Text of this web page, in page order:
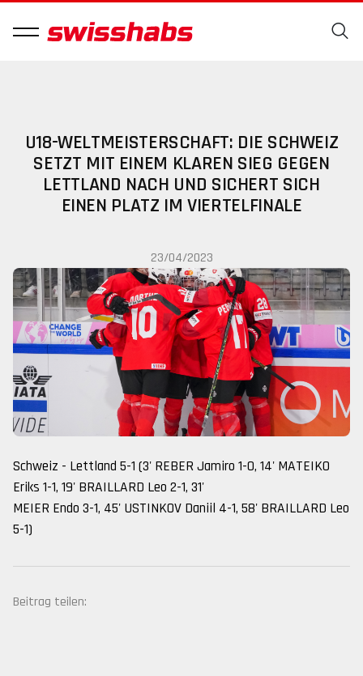
U18-WELTMEISTERSCHAFT: DIE SCHWEIZ
SETZT MIT EINEM KLAREN SIEG GEGEN
LETTLAND NACH UND SICHERT SICH
EINEN PLATZ IM VIERTELFINALE
23/04/2023
Schweiz - Lettland 5-1 (3' REBER Jamiro 1-0, 14' MATEIKO
Eriks 1-1, 19' BRAILLARD Leo 2-1, 31'
MEIER Endo 3-1, 45' USTINKOV Daniil 4-1, 58' BRAILLARD Leo
5-1)
Beitrag teilen: